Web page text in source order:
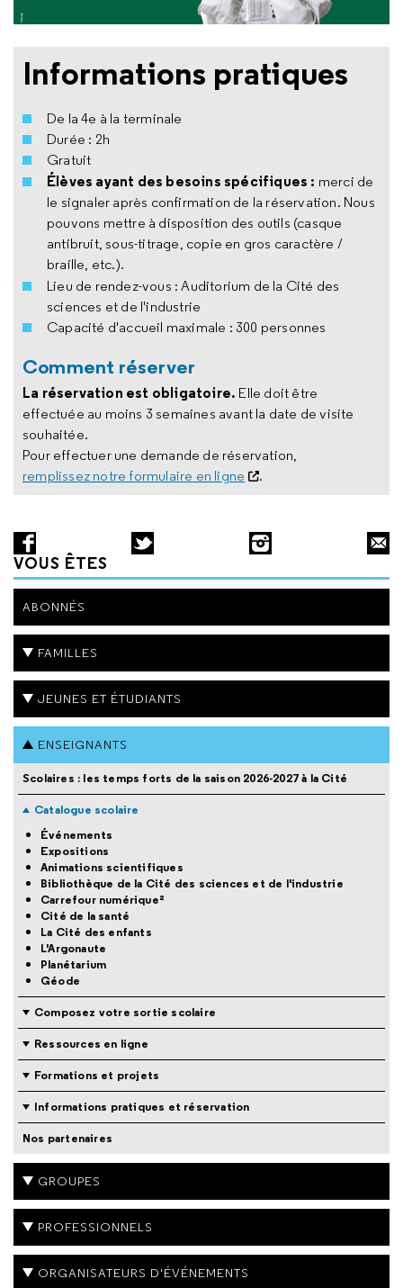
Informations pratiques
De la 4e à la terminale
Durée : 2h
Gratuit
Élèves ayant des besoins spécifiques : merci de
le signaler après confirmation de la réservation. Nous
pouvons mettre à disposition des outils (casque
antibruit, sous-titrage, copie en gros caractère /
braille, etc.).
Lieu de rendez-vous : Auditorium de la Cité des
sciences et de l'industrie
Capacité d'accueil maximale : 300 personnes
Comment réserver
La réservation est obligatoire. Elle doit être
effectuée au moins 3 semaines avant la date de visite
souhaitée.
Pour effectuer une demande de réservation,
remplissez notre formulaire en ligne
.
VOUS ÊTES
ABONNÉS
FAMILLES
JEUNES ET ÉTUDIANTS
ENSEIGNANTS
Scolaires : les temps forts de la saison 2026-2027 à la Cité
Catalogue scolaire
Événements
Expositions
Animations scientifiques
Bibliothèque de la Cité des sciences et de l'industrie
Carrefour numérique²
Cité de la santé
La Cité des enfants
L'Argonaute
Planétarium
Géode
Composez votre sortie scolaire
Ressources en ligne
Formations et projets
Informations pratiques et réservation
Nos partenaires
GROUPES
PROFESSIONNELS
ORGANISATEURS D'ÉVÉNEMENTS